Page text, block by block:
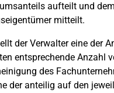
aufteilt und
mitteilt.
der Verwalter eine der
entsprechende Anzahl
des
der anteilig auf den